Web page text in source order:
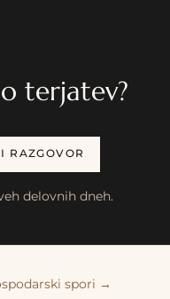
terjatev?
RAZGOVOR
delovnih dneh.
spori →